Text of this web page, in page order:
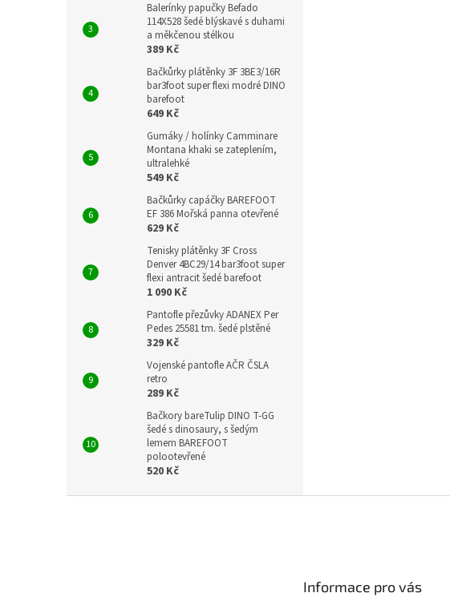
Balerínky papučky Befado
114X528 šedé blýskavé s duhami
a měkčenou stélkou
389 Kč
Bačkůrky plátěnky 3F 3BE3/16R
bar3foot super flexi modré DINO
barefoot
649 Kč
Gumáky / holínky Camminare
Montana khaki se zateplením,
ultralehké
549 Kč
Bačkůrky capáčky BAREFOOT
EF 386 Mořská panna otevřené
629 Kč
Tenisky plátěnky 3F Cross
Denver 4BC29/14 bar3foot super
flexi antracit šedé barefoot
1 090 Kč
Pantofle přezůvky ADANEX Per
Pedes 25581 tm. šedé plstěné
329 Kč
Vojenské pantofle AČR ČSLA
retro
289 Kč
Bačkory bareTulip DINO T-GG
šedé s dinosaury, s šedým
lemem BAREFOOT
polootevřené
520 Kč
Informace pro vás